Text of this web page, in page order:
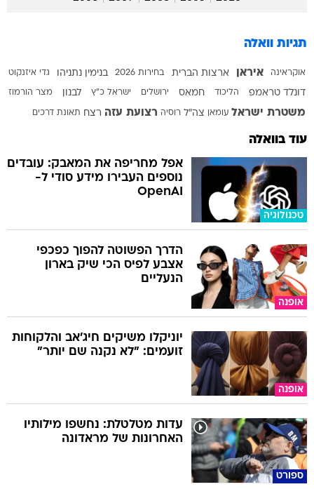
תגיות וואלה
אוקראינה איראן ארצות הברית בחירות 2026 בנימין נתניהו גדי איזנקוט
דונלד טראמפ הליכוד חמאס ירושלים ישראל כ"ץ לבנון מצר הורמוז
משטרת ישראל עומאן צה"ל רוסיה רצועת עזה רצח תאונת דרכים
עוד בוואלה
טכנולוגיה
אפל מחריפה את המאבק: עובדים
נוספים העבירו מידע סודי ל-
OpenAI
אופנה
הדרך הפשוטה להפוך כפכפי
אצבע לפיס הכי שיק בארון
הנעליים
אופנה
יוניקלו משיקים חיג'אב והלקוחות
זועמים: "לא נקנה שם יותר"
ספורט
עדות מטלטלת: נחשפו מילותיו
האחרונות של מראדונה